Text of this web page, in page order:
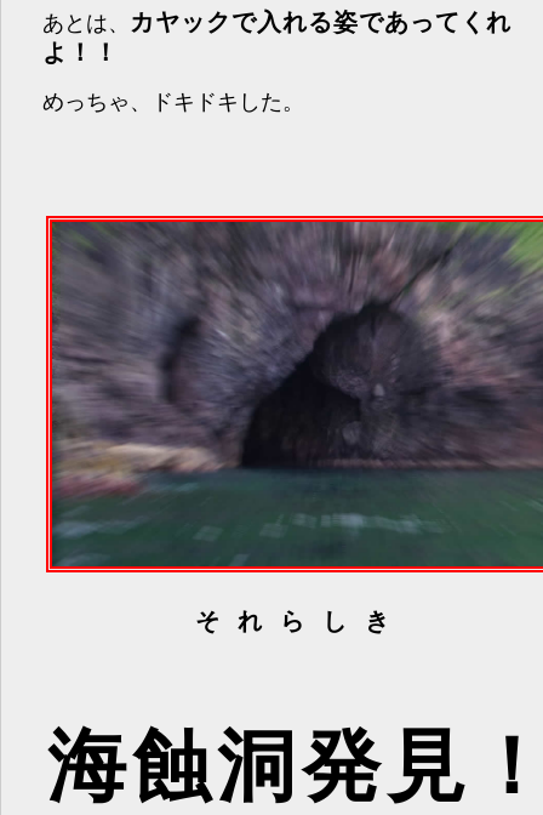
あとは、 カヤックで入れる姿であってくれ
よ！！
めっちゃ、ドキドキした。
それらしき
海蝕洞発見